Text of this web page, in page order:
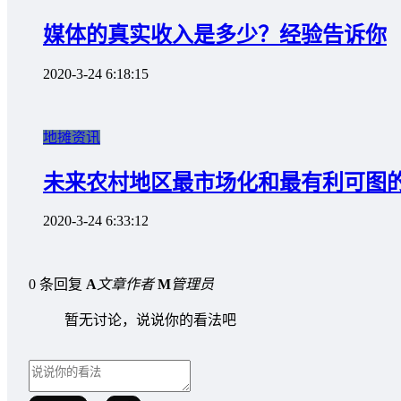
媒体的真实收入是多少？经验告诉你
2020-3-24 6:18:15
地摊资讯
未来农村地区最市场化和最有利可图
2020-3-24 6:33:12
0 条回复 A文章作者 M管理员
暂无讨论，说说你的看法吧